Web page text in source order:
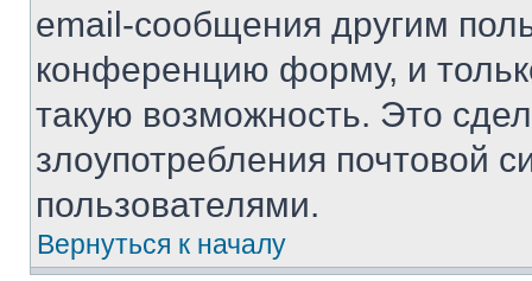
email-сообщения другим
конференцию форму, и
такую возможность. Это
злоупотребления почтовой
пользователями.
Вернуться к началу